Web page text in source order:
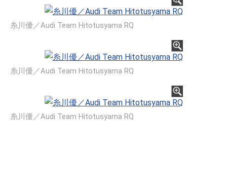
糸川優／Audi Team Hitotusyama RQ
糸川優／Audi Team Hitotusyama RQ
糸川優／Audi Team Hitotusyama RQ